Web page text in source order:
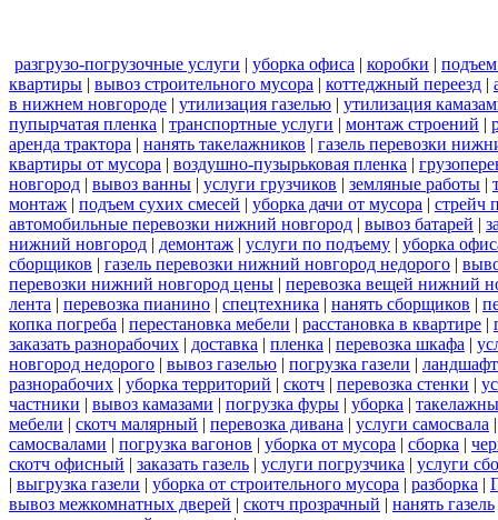
разгрузо-погрузочные услуги | уборка офиса | коробки |
квартиры | вывоз строительного мусора | коттеджный переезд |
в нижнем новгороде | утилизация газелью | утилизация
пупырчатая пленка | транспортные услуги | монтаж строений |
аренда трактора | нанять такелажников | газель перевозки
квартиры от мусора | воздушно-пузырьковая пленка |
новгород | вывоз ванны | услуги грузчиков | земляные работы |
монтаж | подъем сухих смесей | уборка дачи от мусора | стрейч
автомобильные перевозки нижний новгород | вывоз батарей |
нижний новгород | демонтаж | услуги по подъему | уборка
сборщиков | газель перевозки нижний новгород недорого |
перевозки нижний новгород цены | перевозка вещей нижний
лента | перевозка пианино | спецтехника | нанять сборщиков |
копка погреба | перестановка мебели | расстановка в квартире |
заказать разнорабочих | доставка | пленка | перевозка шкафа |
новгород недорого | вывоз газелью | погрузка газели |
разнорабочих | уборка территорий | скотч | перевозка стенки |
частники | вывоз камазами | погрузка фуры | уборка |
мебели | скотч малярный | перевозка дивана | услуги самосвала
самосвалами | погрузка вагонов | уборка от мусора | сборка |
скотч офисный | заказать газель | услуги погрузчика | услуги
| выгрузка газели | уборка от строительного мусора | разборка |
вывоз межкомнатных дверей | скотч прозрачный | нанять газель